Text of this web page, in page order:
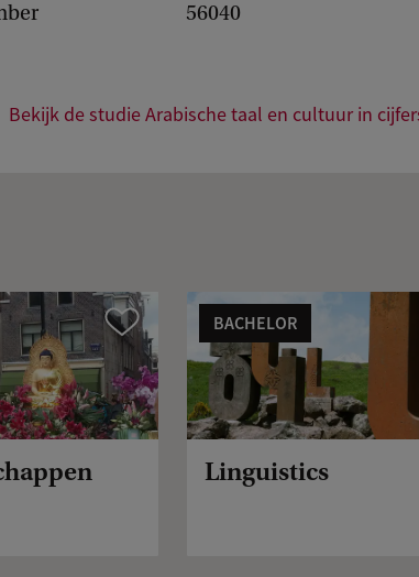
56040
Bekijk de studie Arabische taal en cultuur in
Vergelijk BACHELOR
Linguistics